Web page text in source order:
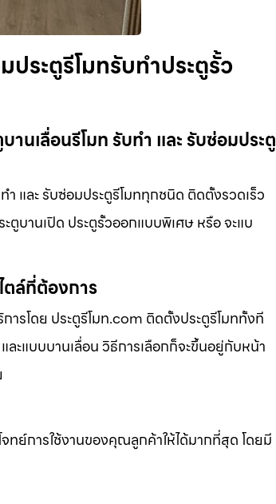
ระตูรีโมทรับทำประตูรั้ว
นเลื่อนรีโมท รับทำ และ รับซ่อมประตู
ำ และ รับซ่อมประตูรีโมททุกชนิด ติดตั้งรวดเร็ว
ตูบานเปิด ประตูรั้วออกแบบพิเศษ หรือ จะแบ
ล์ที่ต้องการ
รโดย ประตูรีโมท.com ติดตั้งประตูรีโมททั้งที
ละแบบบานเลื่อน วิธีการเลือกก็จะขึ้นอยู่กับหน้า
ทย์การใช้งานของคุณลูกค้าให้ได้มากที่สุด โดยมี